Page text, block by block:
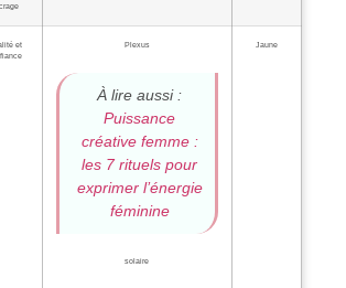
et
Plexus
À lire aussi :
Puissance
créative femme :
les 7 rituels pour
exprimer l’énergie
féminine
solaire
Jaune